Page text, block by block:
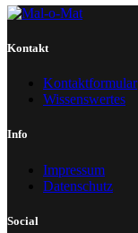
Kontakt
Kontaktformular
Wissenswertes
Info
Impressum
Datenschutz
Social